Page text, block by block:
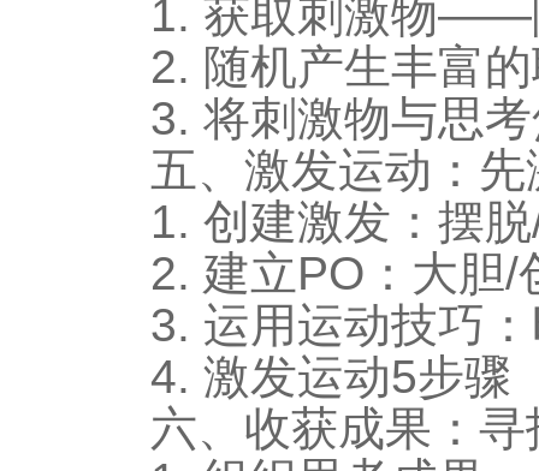
1. 获取刺激物——
2. 随机产生丰富
3. 将刺激物与思
五、激发运动：
1. 创建激发：摆
2. 建立PO：大胆/
3. 运用运动技巧
4. 激发运动5步骤
六、收获成果：